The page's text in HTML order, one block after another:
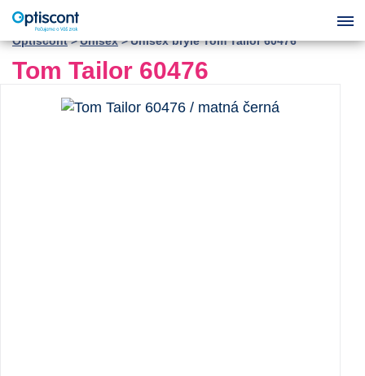
Optiscont Unisex Unisex brýle Tom Tailor 60476
Tom Tailor 60476